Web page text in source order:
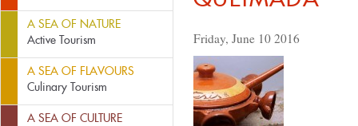
A SEA OF NATURE
Active Tourism
A SEA OF FLAVOURS
Culinary Tourism
A SEA OF CULTURE
Friday, June 10 2016